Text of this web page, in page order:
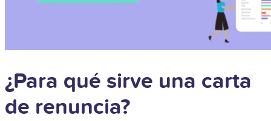
¿Para qué sirve una carta
de renuncia?